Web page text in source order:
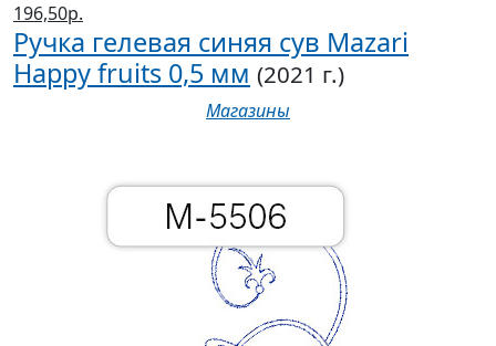
196,50р.
Ручка гелевая синяя сув Mazari
Happy fruits 0,5 мм (2021 г.)
Магазины